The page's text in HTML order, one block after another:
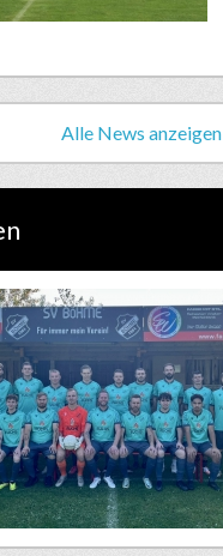
Alle News anzeigen